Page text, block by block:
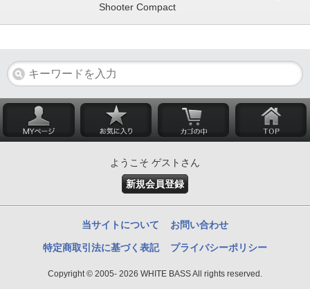
Shooter Compact
ようこそ ゲストさん
新規会員登録
当サイトについて お問い合わせ
特定商取引法に基づく表記 プライバシーポリシー
Copyright © 2005- 2026 WHITE BASS All rights reserved.